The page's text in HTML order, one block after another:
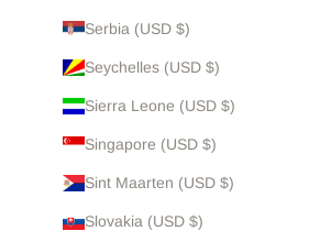
Serbia (USD $)
Seychelles (USD $)
Sierra Leone (USD $)
Singapore (USD $)
Sint Maarten (USD $)
Slovakia (USD $)